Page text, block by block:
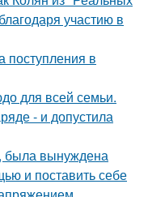
участию в
поступления в
для всей семьи.
- и допустила
была вынуждена
и поставить себе